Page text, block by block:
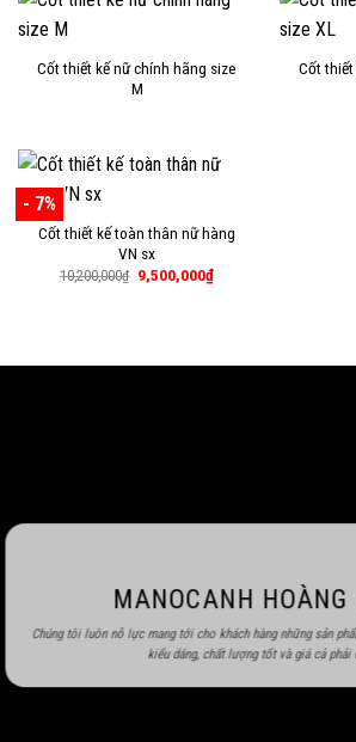
Cốt thiết kế nữ chính hãng size
M
Cốt
- 7%
Cốt thiết kế toàn thân nữ hàng
VN sx
10,200,000₫ Giá
gốc
9,500,000₫Giá
hiện
MANOCANH
Chúng tôi luôn nỗ lực mang tới cho khách hàng những sản
kiểu dáng, chất lượng tốt và giá cả phải